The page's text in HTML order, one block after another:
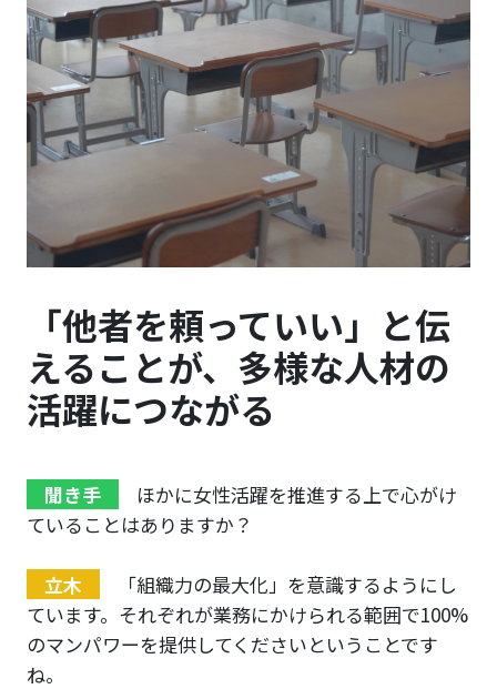
「他者を頼っていい」と伝
えることが、多様な人材の
活躍につながる
聞き手
ほかに女性活躍を推進する上で心がけ
ていることはありますか？
立木
「組織力の最大化」を意識するようにし
ています。それぞれが業務にかけられる範囲で100%
のマンパワーを提供してくださいということです
ね。